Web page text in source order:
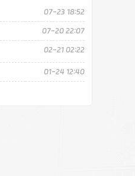
07-23 18:52
07-20 22:07
02-21 02:22
01-24 12:40